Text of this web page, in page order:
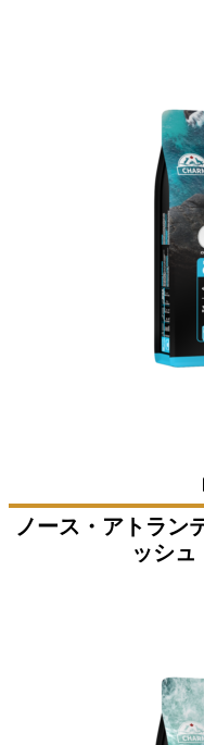
ノース・アトラン
ッシ